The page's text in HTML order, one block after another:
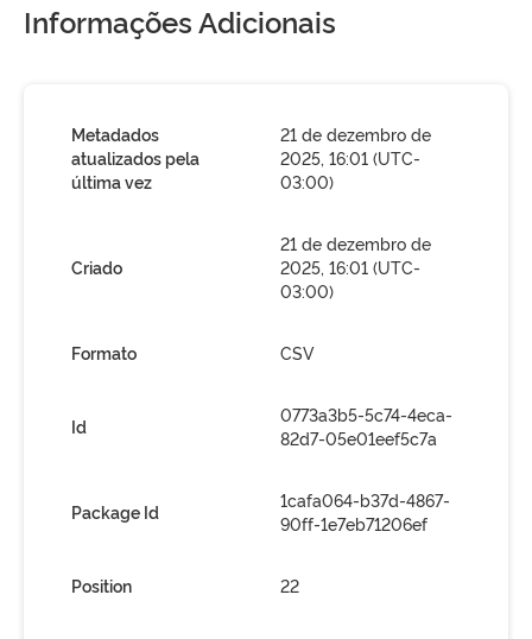
Informações Adicionais
Metadados
atualizados pela
última vez
21 de dezembro de
2025, 16:01 (UTC-
03:00)
Criado
21 de dezembro de
2025, 16:01 (UTC-
03:00)
Formato CSV
Id
0773a3b5-5c74-4eca-
82d7-05e01eef5c7a
Package Id
1cafa064-b37d-4867-
90ff-1e7eb71206ef
Position 22